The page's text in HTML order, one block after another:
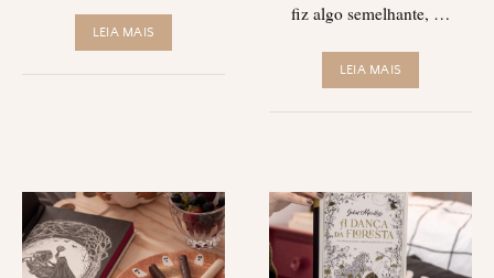
LEIA MAIS
fiz algo semelhante, …
LEIA MAIS